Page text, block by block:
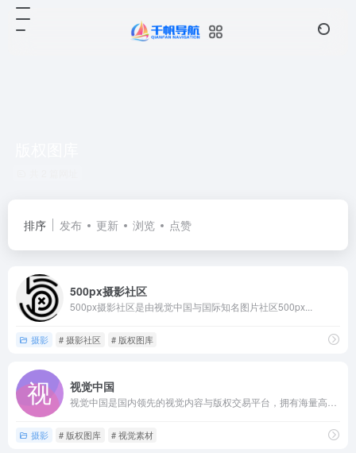
排序 发布 更新 浏览 点赞
500px摄影社区
500px摄影社区是由视觉中国与国际知名图片社区500px...
摄影 # 摄影社区 # 版权图库
视觉中国
摄影 # 版权图库 # 视觉素材